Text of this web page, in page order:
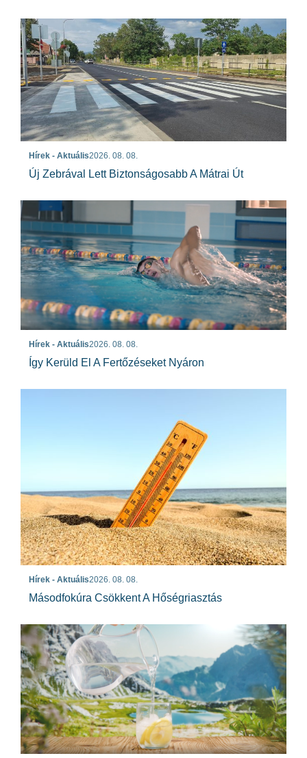
Hírek - Aktuális2026. 08. 08.
Új Zebrával Lett Biztonságosabb A Mátrai Út
Hírek - Aktuális2026. 08. 08.
Így Kerüld El A Fertőzéseket Nyáron
Hírek - Aktuális2026. 08. 08.
Másodfokúra Csökkent A Hőségriasztás